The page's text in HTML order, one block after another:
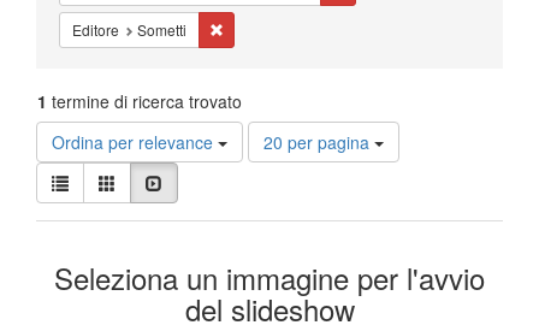
Editore Sometti
1 termine di ricerca trovato
Ordina per relevance
Risultati
per
20 per pagina
Visualizza
i
risultati
Lista Galleria
Risultati
della
Seleziona un immagine per l'avvio
del slideshow